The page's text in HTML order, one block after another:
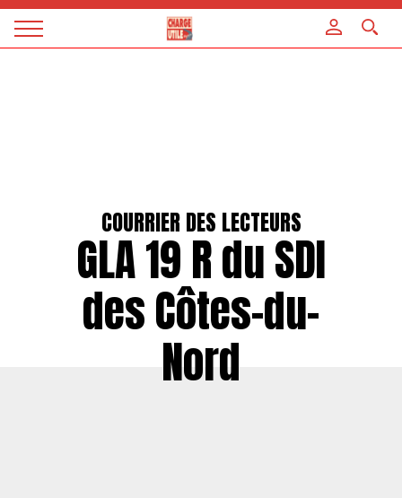
Magazine
COURRIER DES LECTEURS
GLA 19 R du SDI
des Côtes-du-
Nord
Panneau de gestion des cookies